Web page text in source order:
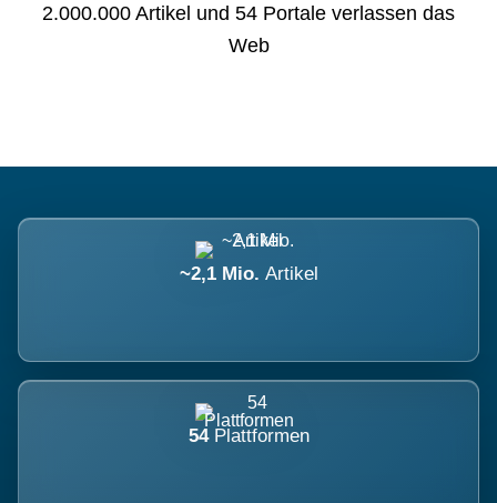
2.000.000 Artikel und 54 Portale verlassen das
Web
~2,1 Mio. Artikel
54 Plattformen